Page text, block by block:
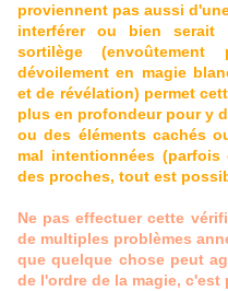
proviennent pas aussi
interférer ou bien
sortilège
dévoilement en magie
et de révélation) permet
plus en profondeur pour y
ou des éléments cachés
mal intentionnées
des proches, tout est
Ne pas effectuer cette
de multiples problèmes
que quelque chose peut
de l'ordre de la magie,